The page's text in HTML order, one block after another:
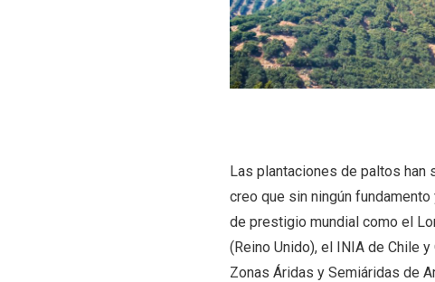
Las plantaciones de paltos han
creo que sin ningún
de prestigio mundial como el
(Reino Unido), el INIA de Chile
Zonas Áridas y Semiáridas de